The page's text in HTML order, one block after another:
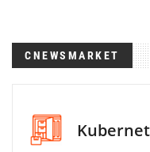
CNEWSMARKET